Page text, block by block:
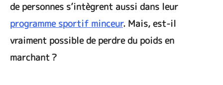
de personnes s’intègrent aussi dans leur
programme sportif minceur. Mais, est-il
vraiment possible de perdre du poids en
marchant ?